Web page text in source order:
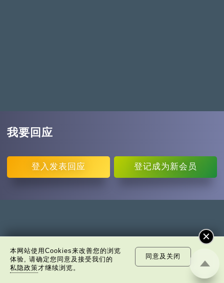
我要回应
登入 发表回应 登记成为新会员
本网站使用Cookies来改善您的浏览
体验, 请确定您同意及接受我们的
私隐政策才继续浏览。
同意及关闭